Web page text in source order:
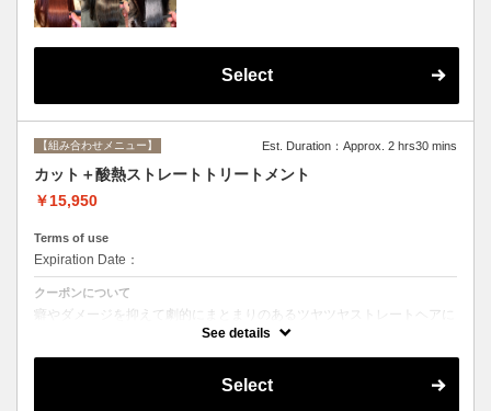
Select
【組み合わせメニュー】 Est. Duration：Approx. 2 hrs30 mins
カット＋酸熱ストレートトリートメント
￥15,950
Terms of use
Expiration Date：
クーポンについて
癖やダメージを抑えて劇的にまとまりのあるツヤツヤストレートヘアに
☆ストレートで痛んだ髪のメンテナンスにも最適。シャンプー、ブロー
See details
Select